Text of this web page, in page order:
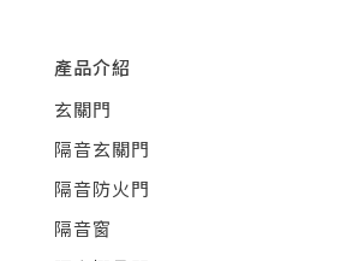
產品介紹
玄關門
隔音玄關門
隔音防火門
隔音窗